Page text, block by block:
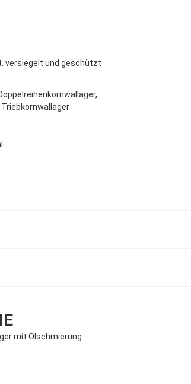
versiegelt und geschützt
mit Ölschmierung